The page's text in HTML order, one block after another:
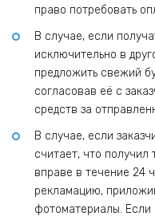
право потребовать
В случае, если
исключительно в
предложить свежий
согласовав её с
средств за
В случае, если
считает, что
вправе в течение 24
рекламацию,
фотоматериалы. Если